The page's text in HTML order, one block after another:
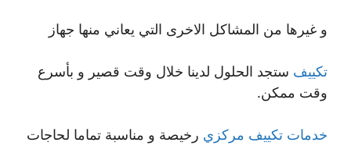
و غيرها من المشاكل الاخرى التي يعاني منها جهاز
تكييف ستجد الحلول لدينا خلال وقت قصير و بأسرع
وقت ممكن.
خدمات تكييف مركزي رخيصة و مناسبة تماما لحاجات